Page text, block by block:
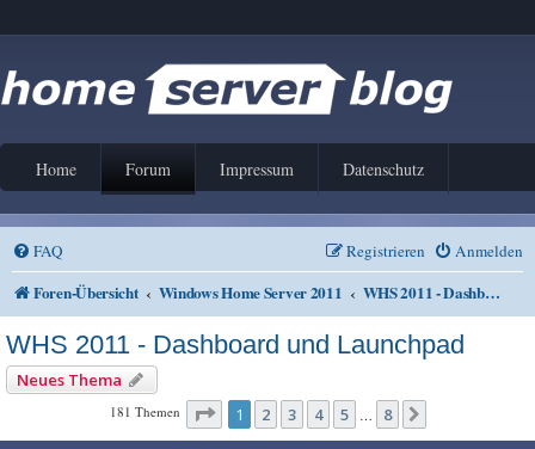
Home Forum Impressum Datenschutz
FAQ Anmelden
Registrieren
Foren-Übersicht Windows Home Server 2011 WHS 2011 - Dashboard und Launchpad
WHS 2011 - Dashboard und Launchpad
Neues Thema
181 Themen Seite 1von
1 2 3 4 5 … 8